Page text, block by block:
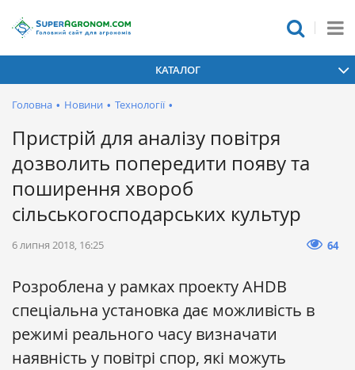
КАТАЛОГ
Головна • Новини • Технології •
Пристрій для аналізу повітря
дозволить попередити появу та
поширення хвороб
сільськогосподарських культур
6 липня 2018, 16:25 64
Розроблена у рамках проекту AHDB
спеціальна установка дає можливість в
режимі реального часу визначати
наявність у повітрі спор, які можуть